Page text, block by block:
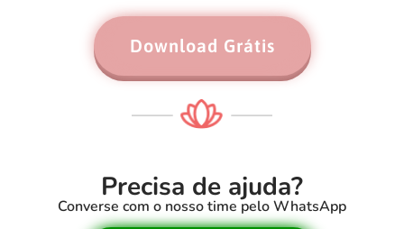
Download Grátis
Precisa de ajuda?
Converse com o nosso time pelo WhatsApp